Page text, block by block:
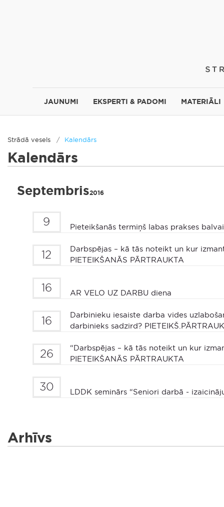
JAUNUMI EKSPERTI & PADOMI MATERIĀLI
Strādā vesels Kalendārs
Kalendārs
Septembris2016
9 Pieteikšanās termiņš labas prakses
12
Darbspējas – kā tās noteikt un kur
PIETEIKŠANĀS PĀRTRAUKTA
16 AR VELO UZ DARBU diena
16
Darbinieku iesaiste darba vides
darbinieks sadzird?
26
“Darbspējas – kā tās noteikt un kur
PIETEIKŠANĀS PĀRTRAUKTA
30 LDDK seminārs “Seniori darbā -
Arhīvs